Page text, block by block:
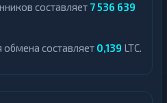
составляет 7 536 639
составляет 0,139 LTC.